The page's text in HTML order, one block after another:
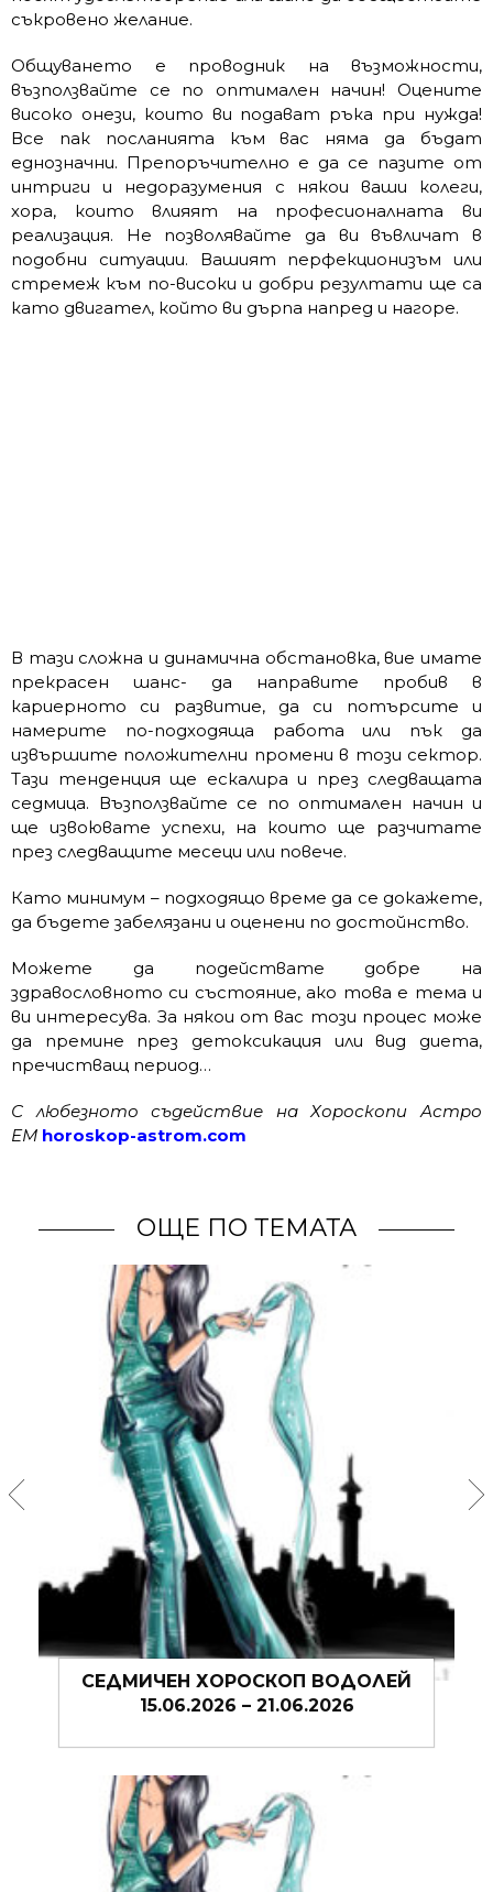
съкровено желание.
Общуването е проводник на възможности,
възползвайте се по оптимален начин! Оцените
високо онези, които ви подават ръка при нужда!
Все пак посланията към вас няма да бъдат
еднозначни. Препоръчително е да се пазите от
интриги и недоразумения с някои ваши колеги,
хора, които влияят на професионалната ви
реализация. Не позволявайте да ви въвличат в
подобни ситуации. Вашият перфекционизъм или
стремеж към по-високи и добри резултати ще са
като двигател, който ви дърпа напред и нагоре.
В тази сложна и динамична обстановка, вие имате
прекрасен шанс- да направите пробив в
кариерното си развитие, да си потърсите и
намерите по-подходяща работа или пък да
извършите положителни промени в този сектор.
Тази тенденция ще ескалира и през следващата
седмица. Възползвайте се по оптимален начин и
ще извоювате успехи, на които ще разчитате
през следващите месеци или повече.
Като минимум – подходящо време да се докажете,
да бъдете забелязани и оценени по достойнство.
Можете да подействате добре на
здравословното си състояние, ако това е тема и
ви интересува. За някои от вас този процес може
да премине през детоксикация или вид диета,
пречистващ период…
С любезното съдействие на Хороскопи Астро
ЕМ horoskop-astrom.com
ОЩЕ ПО ТЕМАТА
СЕДМИЧЕН ХОРОСКОП ВОДОЛЕЙ
08.06.2026 – 14.06.2026